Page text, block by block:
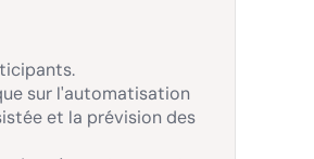
sur l'automatisation
et la prévision des